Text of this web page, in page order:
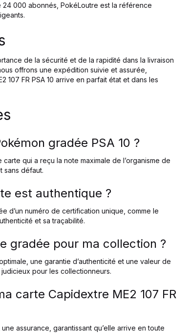
000 abonnés, PokéLoutre est la référence
de la sécurité et de la rapidité dans la livraison
offrons une expédition suivie et assurée,
107 FR PSA 10 arrive en parfait état et dans les
gradée PSA 10 ?
qui a reçu la note maximale de l’organisme de
sans défaut.
est authentique ?
d’un numéro de certification unique, comme le
et sa traçabilité.
gradée pour ma collection ?
une garantie d’authenticité et une valeur de
pour les collectionneurs.
carte Capidextre ME2 107 FR
assurance, garantissant qu’elle arrive en toute